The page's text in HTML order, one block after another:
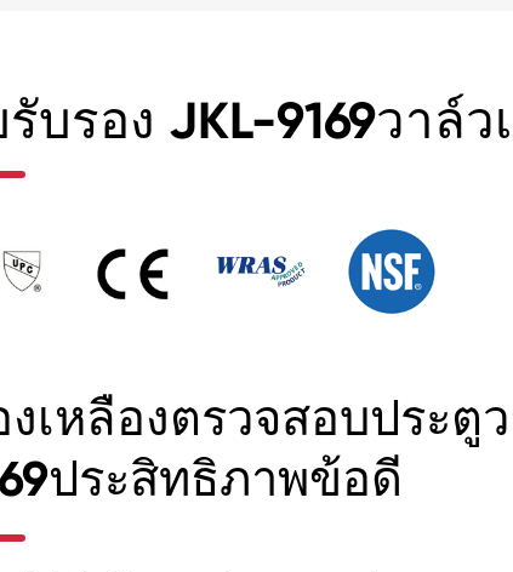
บรอง JKL-9169วาล์
เหลืองตรวจสอบประตู
ประสิทธิภาพข้อดี